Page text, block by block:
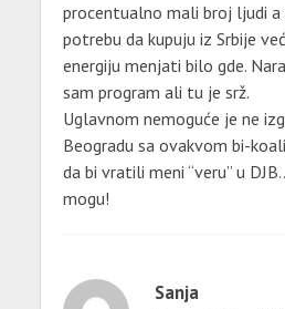
procentualno mali broj ljudi a
potrebu da kupuju iz Srbije
energiju menjati bilo gde.
sam program ali tu je srž.
Uglavnom nemoguće je ne
Beogradu sa ovakvom bi-
da bi vratili meni “veru” u
mogu!
Sanja